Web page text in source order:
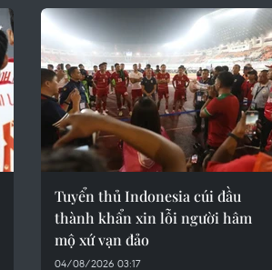
Tuyển thủ Indonesia cúi đầu
thành khẩn xin lỗi người hâm
mộ xứ vạn đảo
04/08/2026 03:17